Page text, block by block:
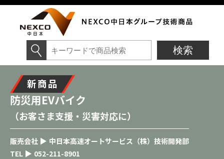
新商品
防災用EVバイク
（お客さま支援・災害対応に）
販売会社
中日本高速オートサービス（株）技術開発部
TEL
052-211-8901